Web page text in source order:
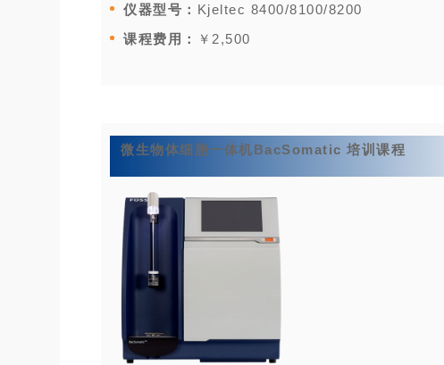
仪器型号： Kjeltec 8400/8100/8200
课程费用：
￥2,500
微生物体细胞一体机BacSomatic 培训课程